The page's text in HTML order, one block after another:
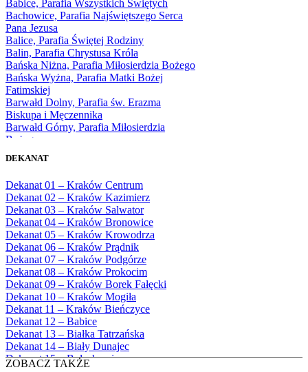
1971
1972
1973
1974
1975
1976
1977
1978
1979
1980
1981
1983
1985
1986
1987
1988
1989
1990
1991
1992
1993
1994
1995
1996
1997
1998
1999
2000
Babice, Parafia Wszystkich Świętych
Bachowice, Parafia Najświętszego Serca
Pana Jezusa
Balice, Parafia Świętej Rodziny
Balin, Parafia Chrystusa Króla
Bańska Niżna, Parafia Miłosierdzia Bożego
Bańska Wyżna, Parafia Matki Bożej
Fatimskiej
Barwałd Dolny, Parafia św. Erazma
Biskupa i Męczennika
Barwałd Górny, Parafia Miłosierdzia
Bożego
Bęczarka, Parafia Matki Boskiej
Będkowice, Parafia Najświętszej Maryi
Panny Królowej
Białka Górna, Parafia Matki Bożej
Królowej Rodzin
Białka Tatrzańska, Parafia Świętych
Apostołów Szymona i Judy Tadeusza
Biały Dunajec, Parafia Matki Bożej
Królowej Aniołów
Biały Kościół, Parafia św. Mikołaja
Bibice, Parafia Matki Bożej Nieustającej
Pomocy
Bieńkówka, Parafia Przenajświętszej Trójcy
Biertowice, Parafia Matki Bożej
Różańcowej
Biórków Wielki, Parafia Wniebowzięcia
DEKANAT
Dekanat 01 – Kraków Centrum
Dekanat 02 – Kraków Kazimierz
Dekanat 03 – Kraków Salwator
Dekanat 04 – Kraków Bronowice
Dekanat 05 – Kraków Krowodrza
Dekanat 06 – Kraków Prądnik
Dekanat 07 – Kraków Podgórze
Dekanat 08 – Kraków Prokocim
Dekanat 09 – Kraków Borek Fałęcki
Dekanat 10 – Kraków Mogiła
Dekanat 11 – Kraków Bieńczyce
Dekanat 12 – Babice
Dekanat 13 – Białka Tatrzańska
Dekanat 14 – Biały Dunajec
Dekanat 15 – Bolechowice
ZOBACZ TAKŻE